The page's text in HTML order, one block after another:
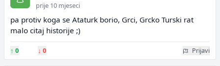
prije 10 mjeseci
pa protiv koga se Ataturk borio, Grci, Grcko Turski rat
malo citaj historije ;)
↑ 0 ↓ 0 Prijavi